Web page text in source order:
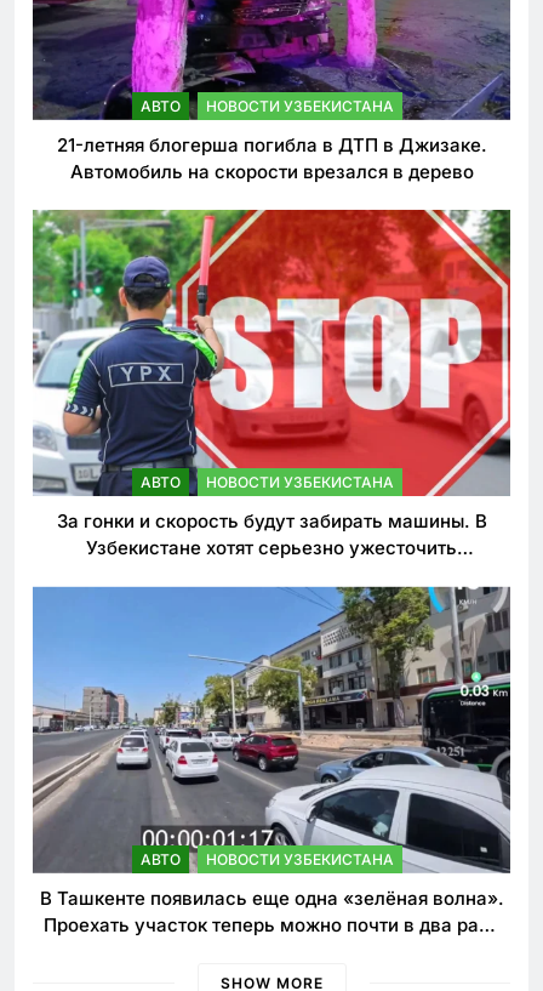
АВТО НОВОСТИ УЗБЕКИСТАНА
21-летняя блогерша погибла в ДТП в Джизаке.
Автомобиль на скорости врезался в дерево
АВТО НОВОСТИ УЗБЕКИСТАНА
За гонки и скорость будут забирать машины. В
Узбекистане хотят серьезно ужесточить
АВТО НОВОСТИ УЗБЕКИСТАНА
В Ташкенте появилась еще одна «зелёная волна».
Проехать участок теперь можно почти в два раза
SHOW MORE